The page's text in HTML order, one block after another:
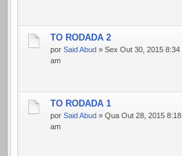
TO RODADA 2
por Said Abud » Sex Out 30, 2015 8:34
am
TO RODADA 1
por Said Abud » Qua Out 28, 2015 8:18
am